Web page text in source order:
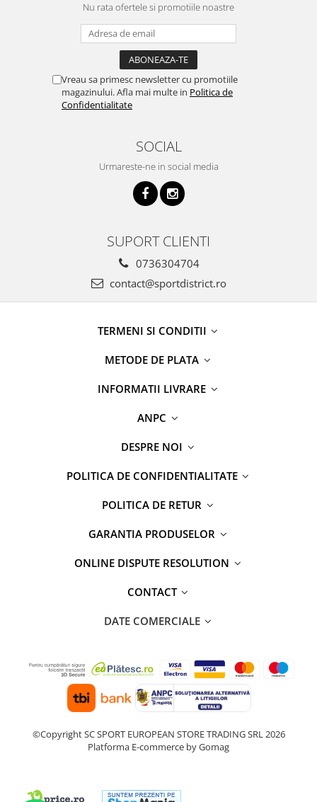
Nu rata ofertele si promotiile noastre
Vreau sa primesc newsletter cu promotiile
magazinului. Afla mai multe in Politica de
Confidentialitate
SOCIAL
Urmareste-ne in social media
SUPORT CLIENTI
0736304704
contact@sportdistrict.ro
TERMENI SI CONDITII
METODE DE PLATA
INFORMATII LIVRARE
ANPC
DESPRE NOI
POLITICA DE CONFIDENTIALITATE
POLITICA DE RETUR
GARANTIA PRODUSELOR
ONLINE DISPUTE RESOLUTION
CONTACT
DATE COMERCIALE
©Copyright SC SPORT EUROPEAN STORE TRADING SRL 2026
Platforma E-commerce by Gomag